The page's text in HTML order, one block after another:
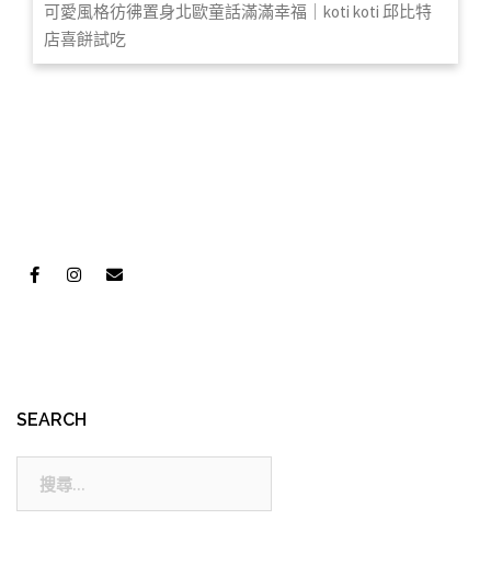
可愛風格彷彿置身北歐童話滿滿幸福｜koti koti 邱比特
店喜餅試吃
SEARCH